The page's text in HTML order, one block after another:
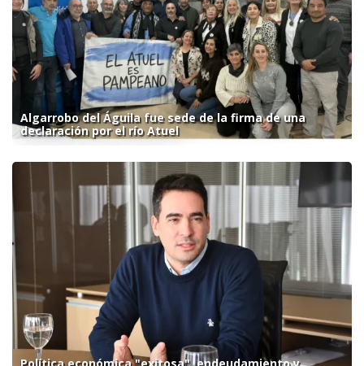
Algarrobo del Águila fue sede de la firma de una
declaración por el río Atuel